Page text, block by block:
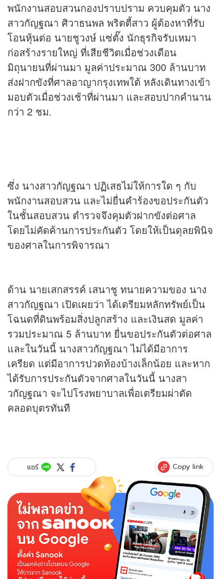
พนักงานสอบสวนกองปราบปราม ควบคุมตัว นาง
สาวกัญฐณา ศิวาธนพล พริตตี้สาว ผู้ต้องหาที่รับ
โอนหุ้นต่อ นายชูวงษ์ แซ่ตั๊ง นักธุรกิจรับเหมา
ก่อสร้างรายใหญ่ ที่เสียชีวิตเมื่อช่วงเดือน
มิถุนายนที่ผ่านมา มูลค่าประมาณ 300 ล้านบาท
ส่งฝากขังที่ศาลอาญากรุงเทพใต้ หลังเดินทางเข้า
มอบตัวเมื่อช่วงเช้าที่ผ่านมา และสอบปากคำนาน
กว่า 2 ชม.
ซึ่ง นางสาวกัญฐณา ปฏิเสธไม่ให้การใด ๆ กับ
พนักงานสอบสวน และไม่ยื่นคำร้องขอประกันตัว
ในชั้นสอบสวน ตำรวจจึงคุมตัวฝากขังต่อศาล
โดยไม่คัดค้านการประกันตัว โดยให้เป็นดุลยพินิจ
ของศาลในการพิจารณา
ด้าน นายเสกสรรค์ เสนาชู ทนายความของ นาง
สาวกัญฐณา เปิดเผยว่า ได้เตรียมหลักทรัพย์เป็น
โฉนดที่ดินพร้อมสิ่งปลูกสร้าง และเงินสด มูลค่า
รวมประมาณ 5 ล้านบาท ยื่นขอประกันตัวต่อศาล
และในวันนี้ นางสาวกัญฐณา ไม่ได้มีอาการ
เครียด แต่มีอาการปวดท้องบ้างเล็กน้อย และหาก
ได้รับการประกันตัวจากศาลในวันนี้ นางสา
วกัญฐณา จะไปโรงพยาบาลเพื่อเตรียมผ่าตัด
คลอดบุตรทันที
แชร์ Copy link